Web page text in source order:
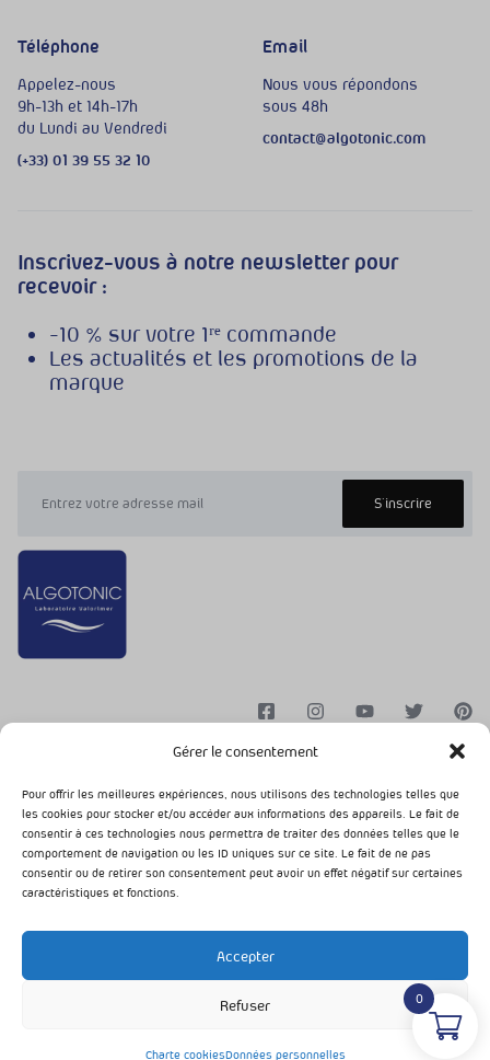
Gérer le consentement
Pour offrir les meilleures expériences, nous utilisons des technologies telles que
les cookies pour stocker et/ou accéder aux informations des appareils. Le fait de
consentir à ces technologies nous permettra de traiter des données telles que le
comportement de navigation ou les ID uniques sur ce site. Le fait de ne pas
consentir ou de retirer son consentement peut avoir un effet négatif sur certaines
caractéristiques et fonctions.
Accepter
Refuser
Charte cookiesDonnées personnelles
Téléphone
Appelez-nous
9h-13h et 14h-17h
du Lundi au Vendredi
(+33) 01 39 55 32 10
Email
Nous vous répondons
sous 48h
contact@algotonic.com
Inscrivez-vous à notre newsletter pour
recevoir :
-10 % sur votre 1ʳᵉ commande
Les actualités et les promotions de la
marque
Conditions Générales de Vente
Mentions légales
Données personnelles
Charte cookies
Algotonic © 2024. Tous droits réservés
0